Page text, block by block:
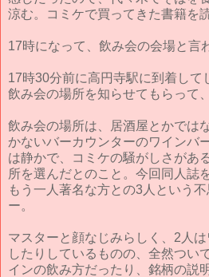
涼む。コミケで買ってきた書籍を
17時になって、飲み会の会場と言
17時30分前に高円寺駅に到着して
飲み会の場所を知らせてもらって
飲み会の場所は、居酒屋とかでは
かないバーカウンターのワインバ
は静かで、コミケの騒がしさがあ
所を選んだとのこと。今回同人誌
もう一人著名な方との3人という
ー。
マスターと顔なじみらしく、2人
したりしているものの、全然つい
インの飲み方だったり、銘柄の説